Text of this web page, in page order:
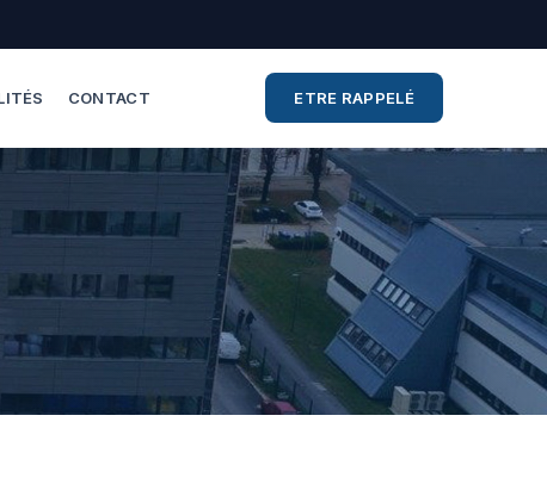
CONTACT ETRE RAPPELÉ